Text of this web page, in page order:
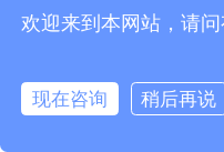
欢迎来到本网站，请
现在咨询
稍后再说
在线咨询